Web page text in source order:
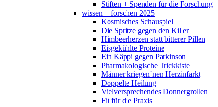
Stiften + Spenden für die Forschung
wissen + forschen 2025
Kosmisches Schauspiel
Die Spritze gegen den Killer
Himbeerherzen statt bitterer Pillen
Eisgekühlte Proteine
Ein Käppi gegen Parkinson
Pharmakologische Trickkiste
Männer kriegen´nen Herzinfarkt
Doppelte Heilung
Vielversprechendes Donnergrollen
Fit für die Praxis